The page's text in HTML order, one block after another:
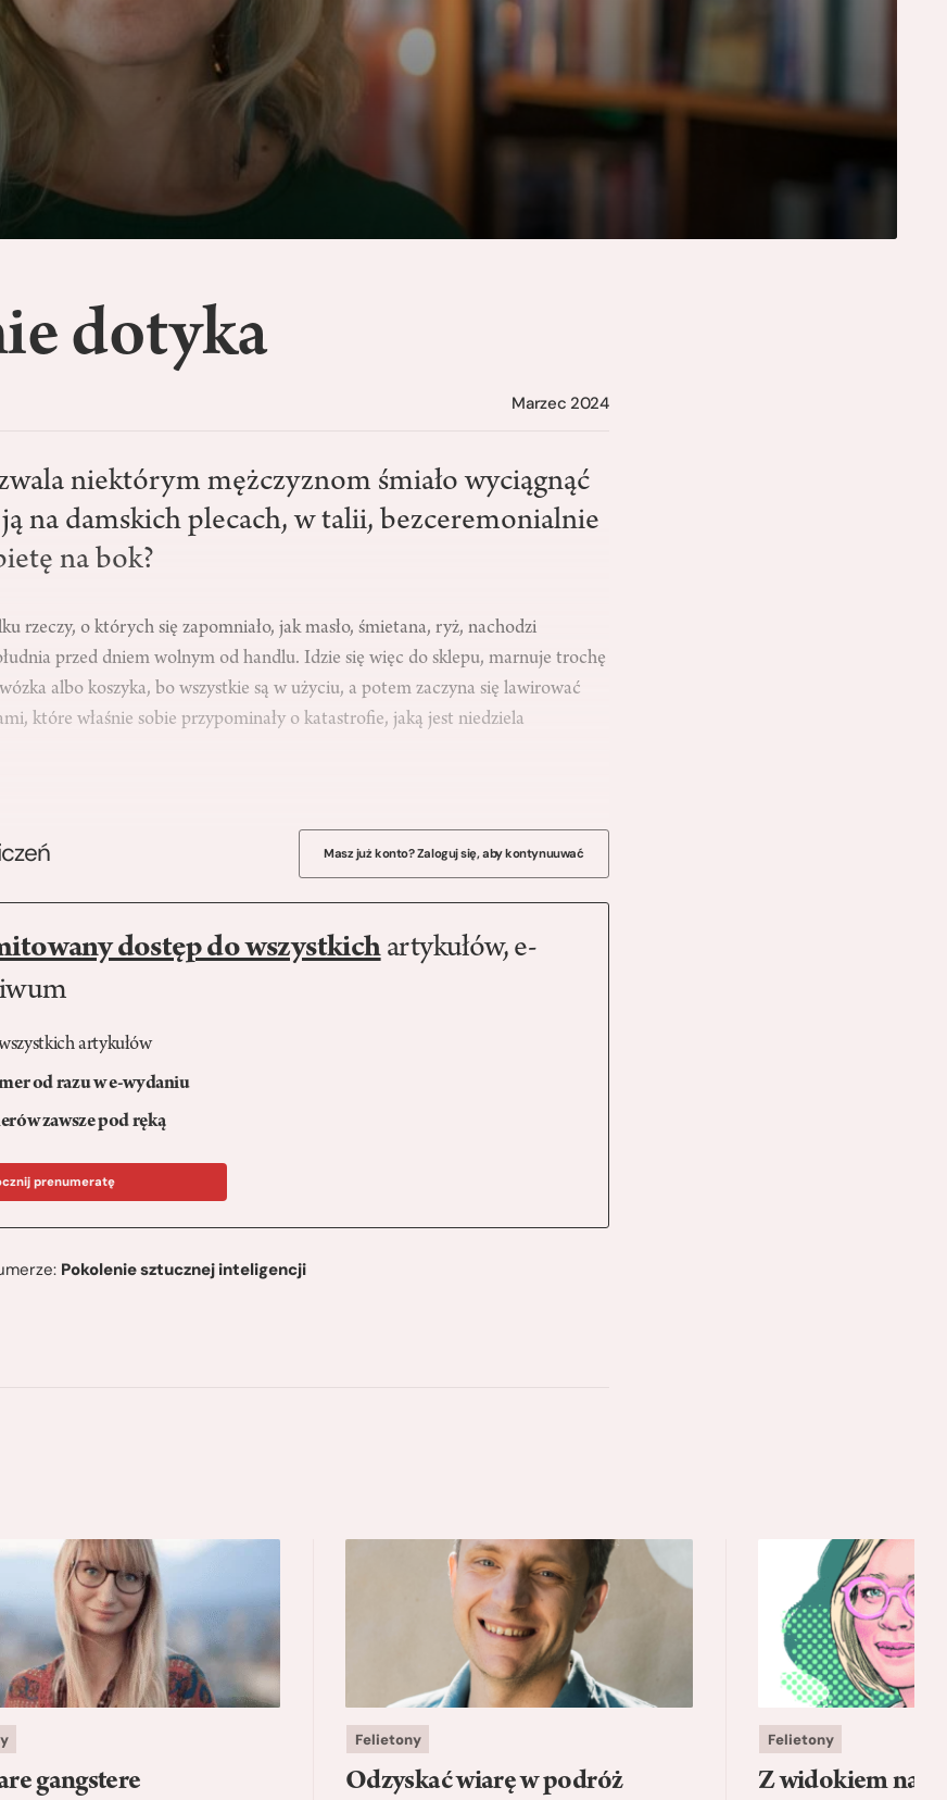
dotyka
Marzec 2024
niektórym mężczyznom śmiało wyciągnąć
na damskich plecach, w talii, bezceremonialnie
na bok?
rzeczy, o których się zapomniało, jak masło, śmietana, ryż, nachodzi
przed dniem wolnym od handlu. Idzie się więc do sklepu, marnuje trochę
albo koszyka, bo wszystkie są w użyciu, a potem zaczyna się lawirować
które właśnie sobie przypominały o katastrofie, jaką jest niedziela
Masz już konto? Zaloguj się, aby kontynuuwać
dostęp do wszystkichartykułów, e-
artykułów
od razu w e-wydaniu
zawsze pod ręką
prenumeratę
Pokolenie sztucznej inteligencji
gangstere
Felietony
Odzyskać wiarę w podróż
Felietony
Z widokiem na